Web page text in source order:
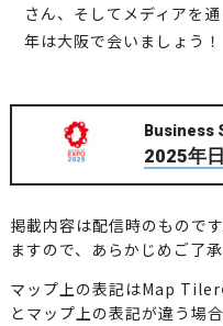
さん、そしてメディアを
年は大阪で会いましょう！
Business
2025年
掲載内容は配信時のもので
ますので、あらかじめご了承
マップ上の表記はMap Tiler
とマップ上の表記が違う場合